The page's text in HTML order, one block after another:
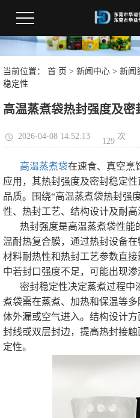
当前位置： 首 页 > 新闻中心 > 新闻
稳定性
高温蒸煮袋热封强度及密
2026-04-08 14:52:13 129 次
高温蒸煮袋在速食、真空烹
应用，其热封强度及密封稳定
品质。围绕“高温蒸煮袋热封强
性、热封工艺、结构设计及耐高
热封强度是高温蒸煮袋性能
温耐热复合膜，通过热封设备在
材料耐热性和热封工艺参数直
中若封口强度不足，可能出现渗
密封稳定性决定蒸煮过程中
煮袋需在蒸煮、加热和保温等
体外漏或空气进入。结构设计
封线或双层封边，提高热封接
定性。